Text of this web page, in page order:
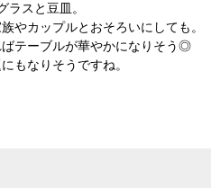
ラスと豆皿。
やカップルとおそろいにしても。
テーブルが華やかになりそう◎
もなりそうですね。